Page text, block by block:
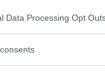
Data Processing Opt